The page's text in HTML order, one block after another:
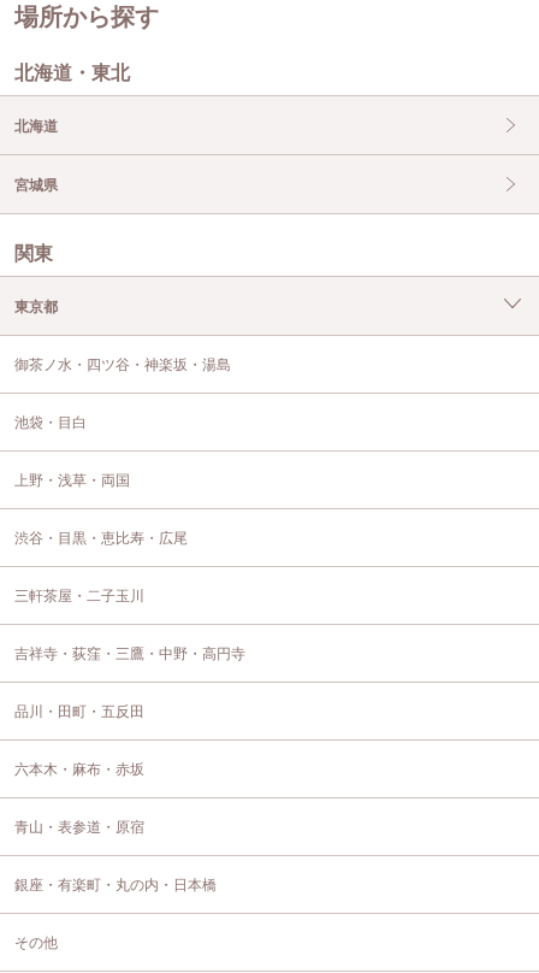
場所から探す
北海道・東北
北海道
宮城県
関東
東京都
御茶ノ水・四ツ谷・神楽坂・湯島
池袋・目白
上野・浅草・両国
渋谷・目黒・恵比寿・広尾
三軒茶屋・二子玉川
吉祥寺・荻窪・三鷹・中野・高円寺
品川・田町・五反田
六本木・麻布・赤坂
青山・表参道・原宿
銀座・有楽町・丸の内・日本橋
その他